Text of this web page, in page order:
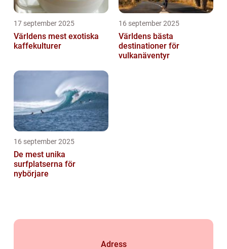
17 september 2025
Världens mest exotiska
kaffekulturer
16 september 2025
Världens bästa
destinationer för
vulkanäventyr
16 september 2025
De mest unika
surfplatserna för
nybörjare
Adress